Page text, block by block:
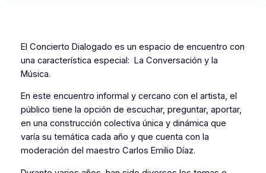
El Concierto Dialogado es un espacio de encuentro con
una característica especial: La Conversación y la
Música.
En este encuentro informal y cercano con el artista, el
público tiene la opción de escuchar, preguntar, aportar,
en una construcción colectiva única y dinámica que
varía su temática cada año y que cuenta con la
moderación del maestro Carlos Emilio Díaz.